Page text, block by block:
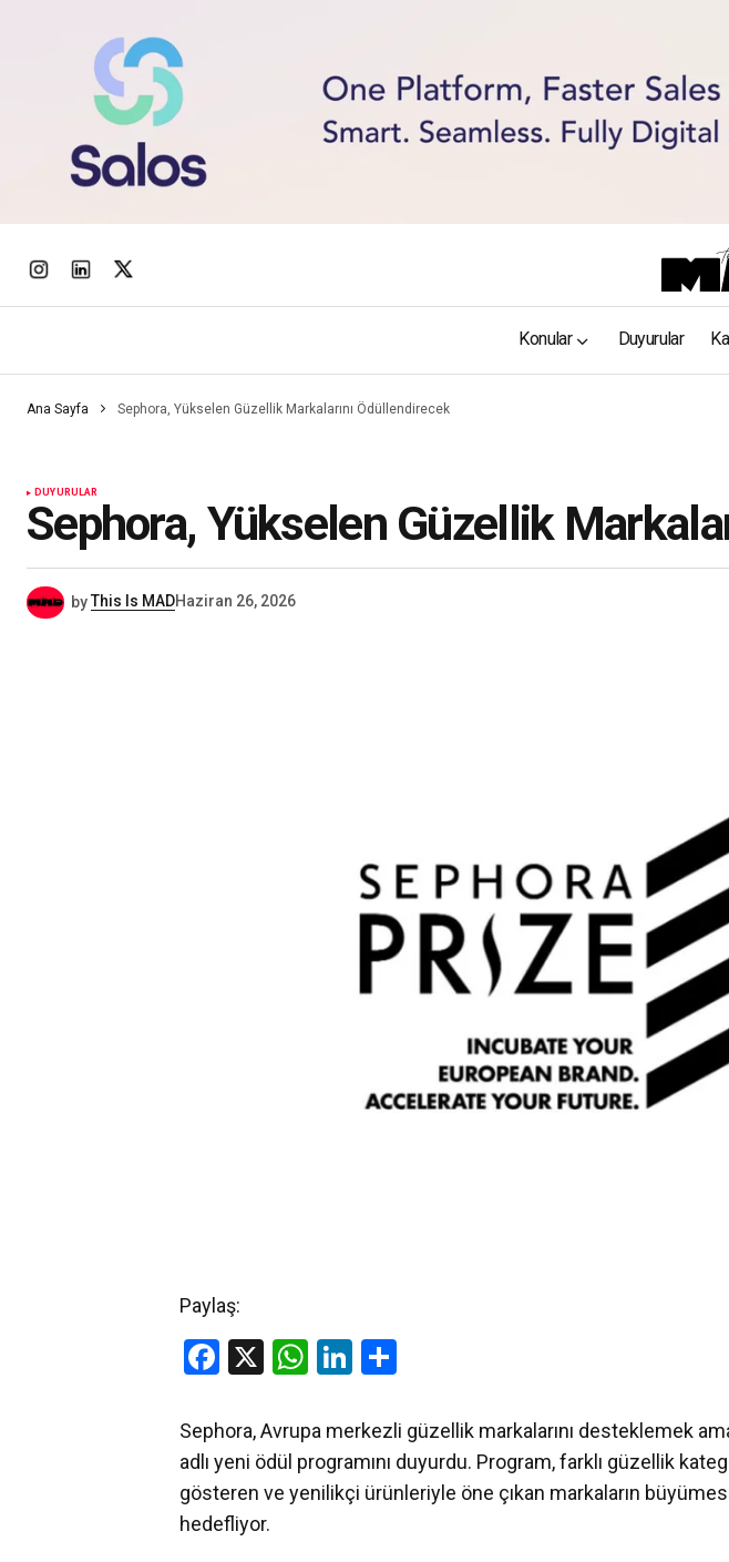
Konular Duyurular
Ana Sayfa Sephora, Yükselen Güzellik Markalarını Ödüllendirecek
DUYURULAR
Sephora, Yükselen Güzellik
byThis Is MADHaziran 26, 2026
Paylaş:
Facebook
X WhatsApp
LinkedIn
Sephora, Avrupa merkezli güzellik markalarını desteklemek
adlı yeni ödül programını duyurdu. Program, farklı güzellik
gösteren ve yenilikçi ürünleriyle öne çıkan markaların
hedefliyor.